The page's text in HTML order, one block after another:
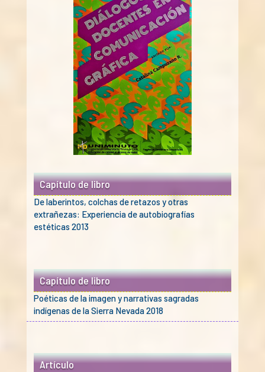
Capítulo de libro
De laberintos, colchas de retazos y otras
extrañezas: Experiencia de autobiografías
estéticas 2013
Capítulo de libro
Poéticas de la imagen y narrativas sagradas
indígenas de la Sierra Nevada 2018
Artículo